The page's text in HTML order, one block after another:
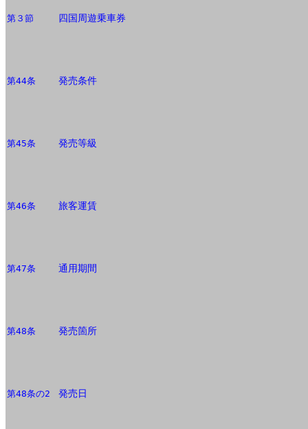
第３節 四国周遊乗車券
第44条 発売条件
第45条 発売等級
第46条 旅客運賃
第47条 通用期間
第48条 発売箇所
第48条の2 発売日